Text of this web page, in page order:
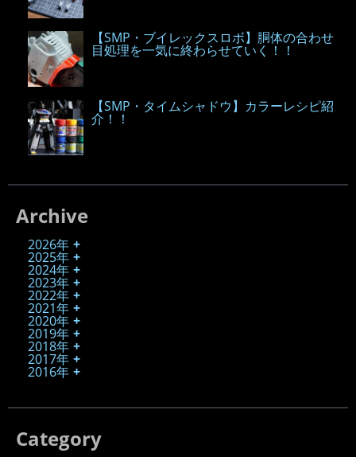
【SMP・ブイレックスロボ】胴体の合わせ
目処理を一気に終わらせていく！！
【SMP・タイムシャドウ】カラーレシピ紹
介！！
Archive
2026年
2025年
2024年
2023年
2022年
2021年
2020年
2019年
2018年
2017年
2016年
Category